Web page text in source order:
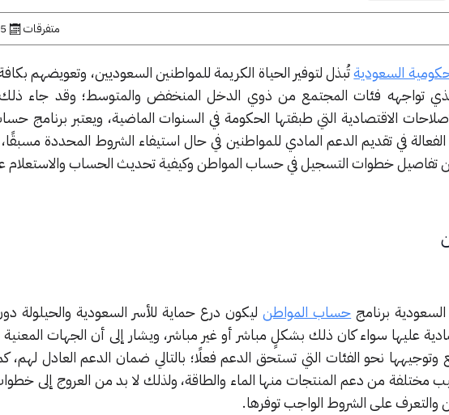
متفرقات 5 مارس, 2023
السعوديةتُبذل لتوفير الحياة الكريمة للمواطنين السعوديين، وتعويضهم
الذي تواجهه فئات المجتمع من ذوي الدخل المنخفض والمتوسط؛ وقد جاء
الاقتصادية التي طبقتها الحكومة في السنوات الماضية، ويعتبر برنامج
الفعالة في تقديم الدعم المادي للمواطنين في حال استيفاء الشروط المحددة
تفاصيل خطوات التسجيل في حساب المواطن وكيفية تحديث الحساب والاستعلام
برنامج حساب المواطنليكون درع حماية للأسر السعودية والحيلولة
عليها سواء كان ذلك بشكلٍ مباشر أو غير مباشر، ويشار إلى أن الجهات
نحو الفئات التي تستحق الدعم فعلًا؛ بالتالي ضمان الدعم العادل لهم،
مختلفة من دعم المنتجات منها الماء والطاقة، ولذلك لا بد من العروج إلى
على الشروط الواجب توفرها.